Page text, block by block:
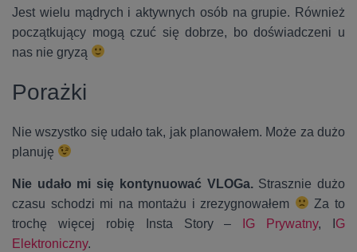
Jest wielu mądrych i aktywnych osób na grupie. Również
początkujący mogą czuć się dobrze, bo doświadczeni u
nas nie gryzą
Porażki
Nie wszystko się udało tak, jak planowałem. Może za dużo
planuję
Nie udało mi się kontynuować VLOGa.Strasznie dużo
czasu schodzi mi na montażu i zrezygnowałem
Za to
trochę więcej robię Insta Story –
IG Prywatny, I G
Elektroniczny.